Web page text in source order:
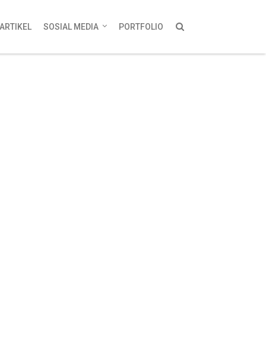
ARTIKEL SOSIAL MEDIA PORTFOLIO